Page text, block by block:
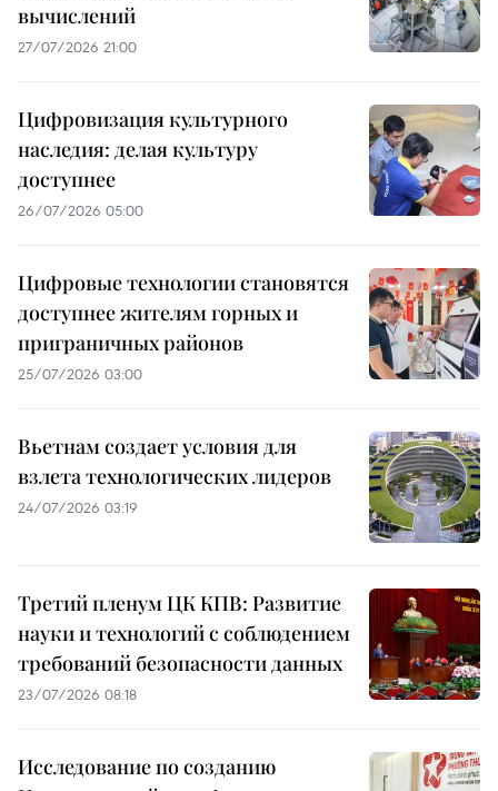
вычислений
27/07/2026 21:00
Цифровизация культурного
наследия: делая культуру
доступнее
26/07/2026 05:00
Цифровые технологии становятся
доступнее жителям горных и
приграничных районов
25/07/2026 03:00
Вьетнам создает условия для
взлета технологических лидеров
24/07/2026 03:19
Третий пленум ЦК КПВ: Развитие
науки и технологий с соблюдением
требований безопасности данных
23/07/2026 08:18
Исследование по созданию